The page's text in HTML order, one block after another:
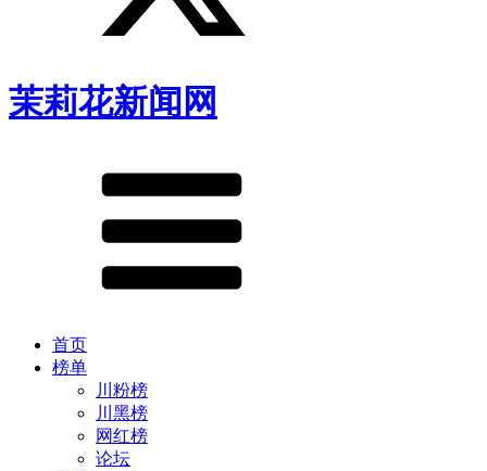
茉莉花新闻网
首页
榜单
川粉榜
川黑榜
网红榜
论坛